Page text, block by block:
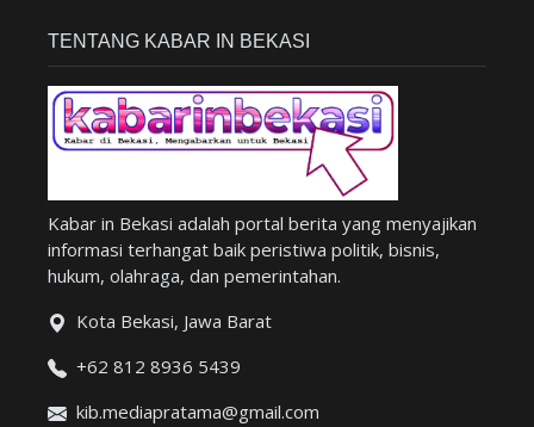
TENTANG KABAR IN BEKASI
Kabar in Bekasi adalah portal berita yang menyajikan
informasi terhangat baik peristiwa politik, bisnis,
hukum, olahraga, dan pemerintahan.
Kota Bekasi, Jawa Barat
+62 812 8936 5439
kib.mediapratama@gmail.com